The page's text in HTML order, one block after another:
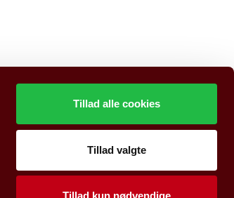
Tillad alle cookies
Tillad valgte
Tillad kun nødvendige